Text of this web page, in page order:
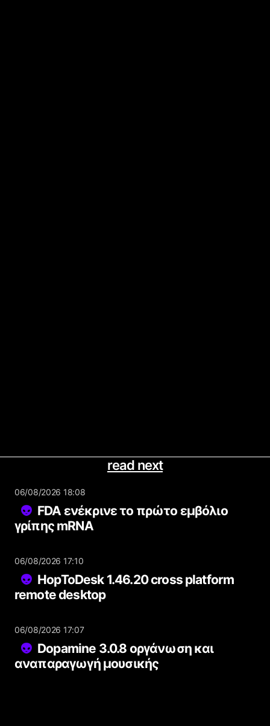
read next
06/08/2026 18:08
FDA ενέκρινε το πρώτο εμβόλιο
γρίπης mRNA
06/08/2026 17:10
HopToDesk 1.46.20 cross platform
remote desktop
06/08/2026 17:07
Dopamine 3.0.8 οργάνωση και
αναπαραγωγή μουσικής